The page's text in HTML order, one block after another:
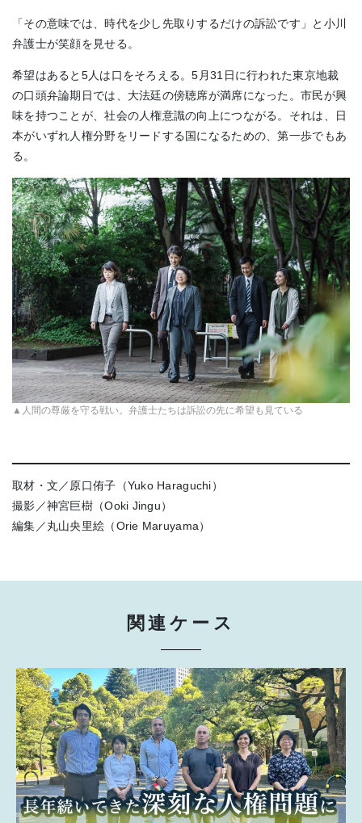
「その意味では、時代を少し先取りするだけの訴訟です」と小川
弁護士が笑顔を見せる。
希望はあると5人は口をそろえる。5月31日に行われた東京地裁
の口頭弁論期日では、大法廷の傍聴席が満席になった。市民が興
味を持つことが、社会の人権意識の向上につながる。それは、日
本がいずれ人権分野をリードする国になるための、第一歩でもあ
る。
▲人間の尊厳を守る戦い。弁護士たちは訴訟の先に希望も見ている
取材・文／原口侑子（Yuko Haraguchi）
撮影／神宮巨樹（Ooki Jingu）
編集／丸山央里絵（Orie Maruyama）
関連ケース